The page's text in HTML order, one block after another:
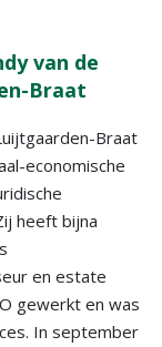
van de
Braat
Braat
economische
heeft bijna
en estate
gewerkt en was
In september